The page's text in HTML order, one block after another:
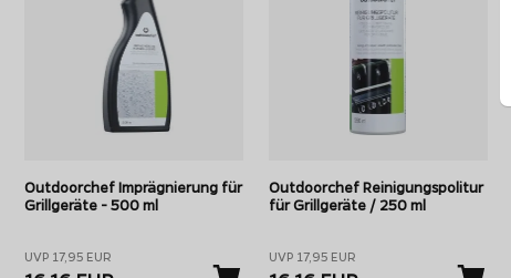
Outdoorchef Imprägnierung für
Grillgeräte - 500 ml
UVP 17,95 EUR
Outdoorchef Reinigungspolitur
für Grillgeräte / 250 ml
UVP 17,95 EUR